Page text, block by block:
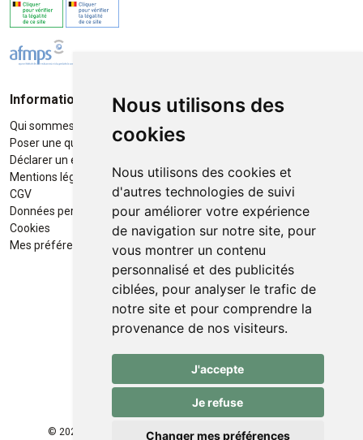
Nous utilisons des
cookies
Nous utilisons des cookies et
d'autres technologies de suivi
pour améliorer votre expérience
de navigation sur notre site, pour
vous montrer un contenu
personnalisé et des publicités
ciblées, pour analyser le trafic de
notre site et pour comprendre la
provenance de nos visiteurs.
J'accepte
Je refuse
Changer mes préférences
Informations
Qui sommes-nous ?
Poser une question
Déclarer un effet indésirable
Mentions légales
CGV
Données personnelles
Cookies
Mes préférences Cookies
Moyens de paiement
Retrait / Livraison
Retrait à la pharmacie en Click
Livraison cyclo-urbaines à Liège
avec :
Service professionnel et
écologique de livraisons rapides
et fiables.
© 2026 Pharmacie des Franchises Tous droits réservés